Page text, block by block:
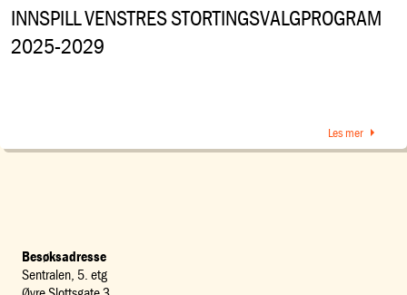
INNSPILL VENSTRES STORTINGSVALGPROGRAM
2025-2029
Les mer
Besøksadresse
Sentralen, 5. etg